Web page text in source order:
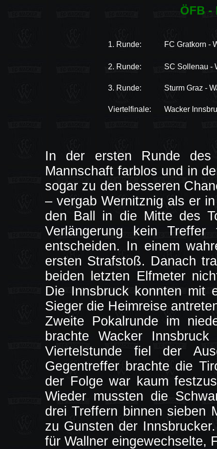
ÖFB -
1. Runde: FC Gratkorn -
2. Runde: SC Sollenau -
3. Runde: Sturm Graz -
Viertelfinale: Wacker
In der ersten Runde
Mannschaft farblos und in
sogar zu den besseren
– vergab Wernitznig als er
den Ball in die Mitte des
Verlängerung kein
entscheiden. In einem
ersten Strafstoß. Danach
beiden letzten Elfmeter
Die Innsbruck konnten mit
Sieger die Heimreise
Zweite Pokalrunde im
brachte Wacker
Viertelstunde fiel der
Gegentreffer brachte die
der Folge war kaum
Wieder mussten die
drei Treffern binnen sieben
zu Gunsten der
für Wallner eingewechselte,